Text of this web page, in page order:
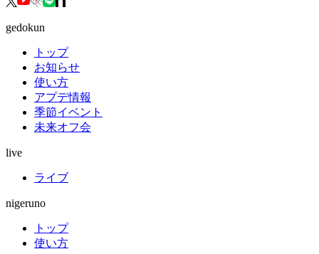
gedokun
トップ
お知らせ
使い方
アプデ情報
季節イベント
未来オフ会
live
ライブ
nigeruno
トップ
使い方